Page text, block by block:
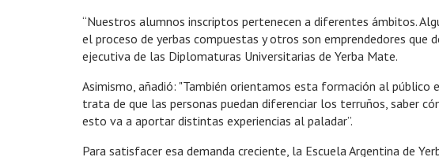
“Nuestros alumnos inscriptos pertenecen a diferentes ámbitos.
el proceso de yerbas compuestas y otros son emprendedores que
ejecutiva de las Diplomaturas Universitarias de Yerba Mate.
Asimismo, añadió: "También orientamos esta formación al público
trata de que las personas puedan diferenciar los terruños, saber
esto va a aportar distintas experiencias al paladar”.
Para satisfacer esa demanda creciente, la Escuela Argentina de